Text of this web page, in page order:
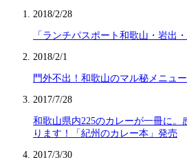
2018/2/28
「ランチパスポート和歌山・岩出
2018/2/1
門外不出！和歌山のマル秘メニュ
2017/7/28
和歌山県内225のカレーが一冊に。
ります！「紀州のカレー本」発売
2017/3/30